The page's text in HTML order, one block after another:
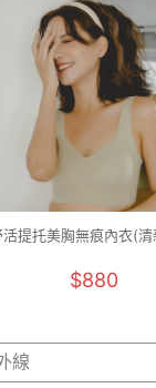
活提托美胸無痕內衣(
$880
線